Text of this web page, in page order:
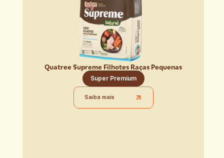
Quatree Supreme Filhotes Raças Pequenas
Super Premium
Saiba mais